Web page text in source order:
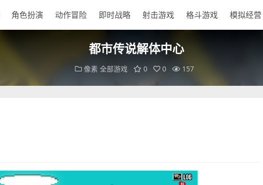
角色扮演 动作冒险 即时战略 射击游戏 格斗游戏 模拟经营
都市传说解体中心
像素 全部游戏 0 0 157